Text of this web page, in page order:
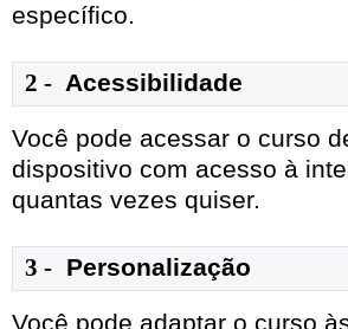
específico.
2 - Acessibilidade
Você pode acessar o curso
dispositivo com acesso à
quantas vezes quiser.
3 - Personalização
Você pode adaptar o curso